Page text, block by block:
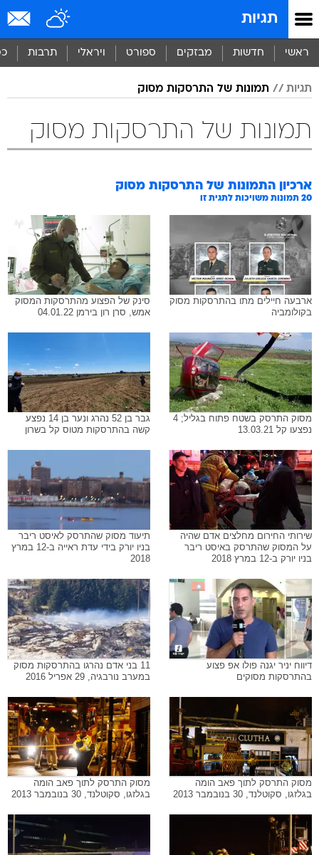
תגיות
ראשי חדשות מבזקים ספורט ויראלי תרבות
תגיות תמונות של התרסקות מסוק
תמונות של התרסקות מסוק
ארכיון התמונות של התרסקות מסוק
20 תמונות משויכות לתגית זו
ארבעה חיילים מתו בהתרסקות מסוק
בקולומביה
סינק של הפצוע מהתרסקות המסוק
אמש, סרן רון בירמן 04.01.22
מסוק התרסק בשטח פתוח בגליל; 4
נפצעו קל 13.03.21
גבר בן 52 נהרג ונער בן 14 נפצע
קשה בהתרסקות מטוס קל בשרון
שירותי החירום מחלצים אדם שהיה
על המסוק שהתרסק באיסט ריבר
בניו יורק ב-12 במרץ 2018
תיעוד מסוק שהתרסק לאיסט ריבר
בניו יורק בידי עדת ראייה ב-12 במרץ
2018
דיווח יניר יגנה פולו אפ פצוע
בהתרסקות מסוקים
11 בני אדם נהרגו בהתרסקות מסוק
במערב נורבגיה, 29 אפריל 2016
מסוק התרסק לתוך פאב הומה
בגלזגו, סקוטלנד, 30 בנובמבר 2013
מסוק התרסק לתוך פאב הומה
בגלזגו, סקוטלנד, 30 בנובמבר 2013